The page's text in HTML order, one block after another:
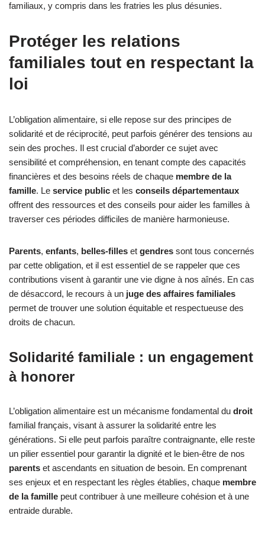
familiaux, y compris dans les fratries les plus désunies.
Protéger les relations
familiales tout en respectant la
loi
L’obligation alimentaire, si elle repose sur des principes de
solidarité et de réciprocité, peut parfois générer des tensions au
sein des proches. Il est crucial d’aborder ce sujet avec
sensibilité et compréhension, en tenant compte des capacités
financières et des besoins réels de chaque membre de la
famille. Le service public et les conseils départementaux
offrent des ressources et des conseils pour aider les familles à
traverser ces périodes difficiles de manière harmonieuse.
Parents, enfants, belles-filles et gendres sont tous concernés
par cette obligation, et il est essentiel de se rappeler que ces
contributions visent à garantir une vie digne à nos aînés. En cas
de désaccord, le recours à un juge des affaires familiales
permet de trouver une solution équitable et respectueuse des
droits de chacun.
Solidarité familiale : un engagement
à honorer
L’obligation alimentaire est un mécanisme fondamental du droit
familial français, visant à assurer la solidarité entre les
générations. Si elle peut parfois paraître contraignante, elle reste
un pilier essentiel pour garantir la dignité et le bien-être de nos
parents et ascendants en situation de besoin. En comprenant
ses enjeux et en respectant les règles établies, chaque membre
de la famille peut contribuer à une meilleure cohésion et à une
entraide durable.